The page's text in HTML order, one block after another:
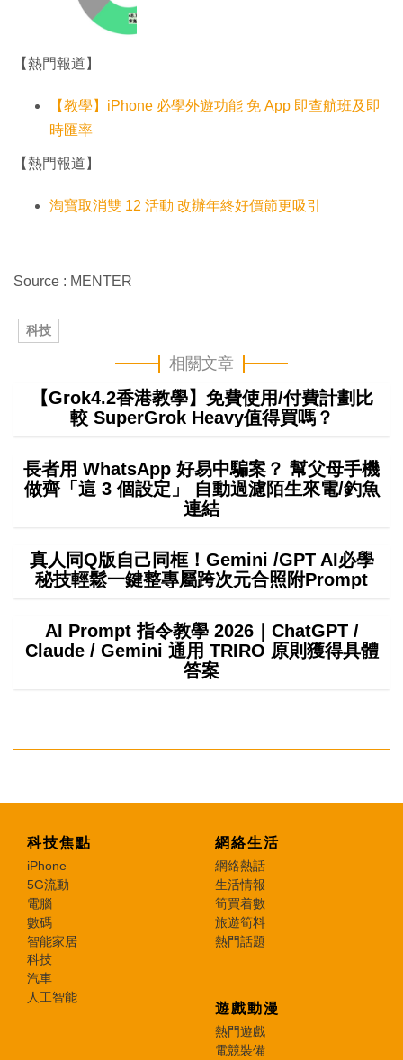
【熱門報道】
【教學】iPhone 必學外遊功能 免 App 即查航班及即
時匯率
【熱門報道】
淘寶取消雙 12 活動 改辦年終好價節更吸引
Source : MENTER
科技
相關文章
【Grok4.2香港教學】免費使用/付費計劃比
較 SuperGrok Heavy值得買嗎？
長者用 WhatsApp 好易中騙案？ 幫父母手機
做齊「這 3 個設定」 自動過濾陌生來電/釣魚
連結
真人同Q版自己同框！Gemini /GPT AI必學
秘技輕鬆一鍵整專屬跨次元合照附Prompt
AI Prompt 指令教學 2026｜ChatGPT /
Claude / Gemini 通用 TRIRO 原則獲得具體
答案
科技焦點
iPhone
5G流動
電腦
數碼
智能家居
科技
汽車
人工智能
網絡生活
網絡熱話
生活情報
筍買着數
旅遊筍料
熱門話題
遊戲動漫
熱門遊戲
電競裝備